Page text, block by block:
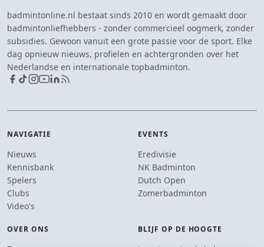
badmintonline.nl bestaat sinds 2010 en wordt gemaakt door
badmintonliefhebbers - zonder commercieel oogmerk, zonder
subsidies. Gewoon vanuit een grote passie voor de sport. Elke
dag opnieuw nieuws, profielen en achtergronden over het
Nederlandse en internationale topbadminton.
NAVIGATIE
Nieuws
Kennisbank
Spelers
Clubs
Video's
EVENTS
Eredivisie
NK Badminton
Dutch Open
Zomerbadminton
OVER ONS BLIJF OP DE HOOGTE